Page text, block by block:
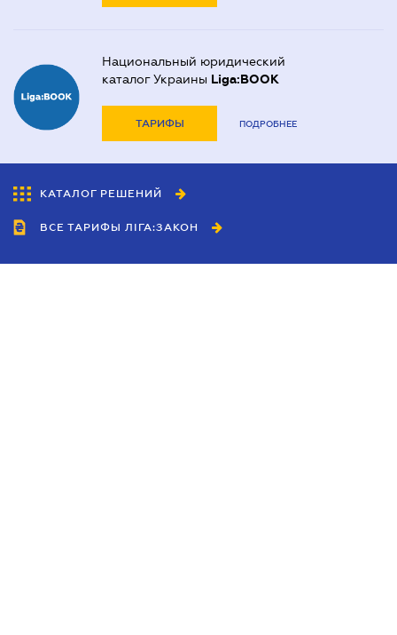
Национальный юридический
каталог Украины Liga:BOOK
ТАРИФЫ ПОДРОБНЕЕ
КАТАЛОГ РЕШЕНИЙ
ВСЕ ТАРИФЫ ЛІГА:ЗАКОН